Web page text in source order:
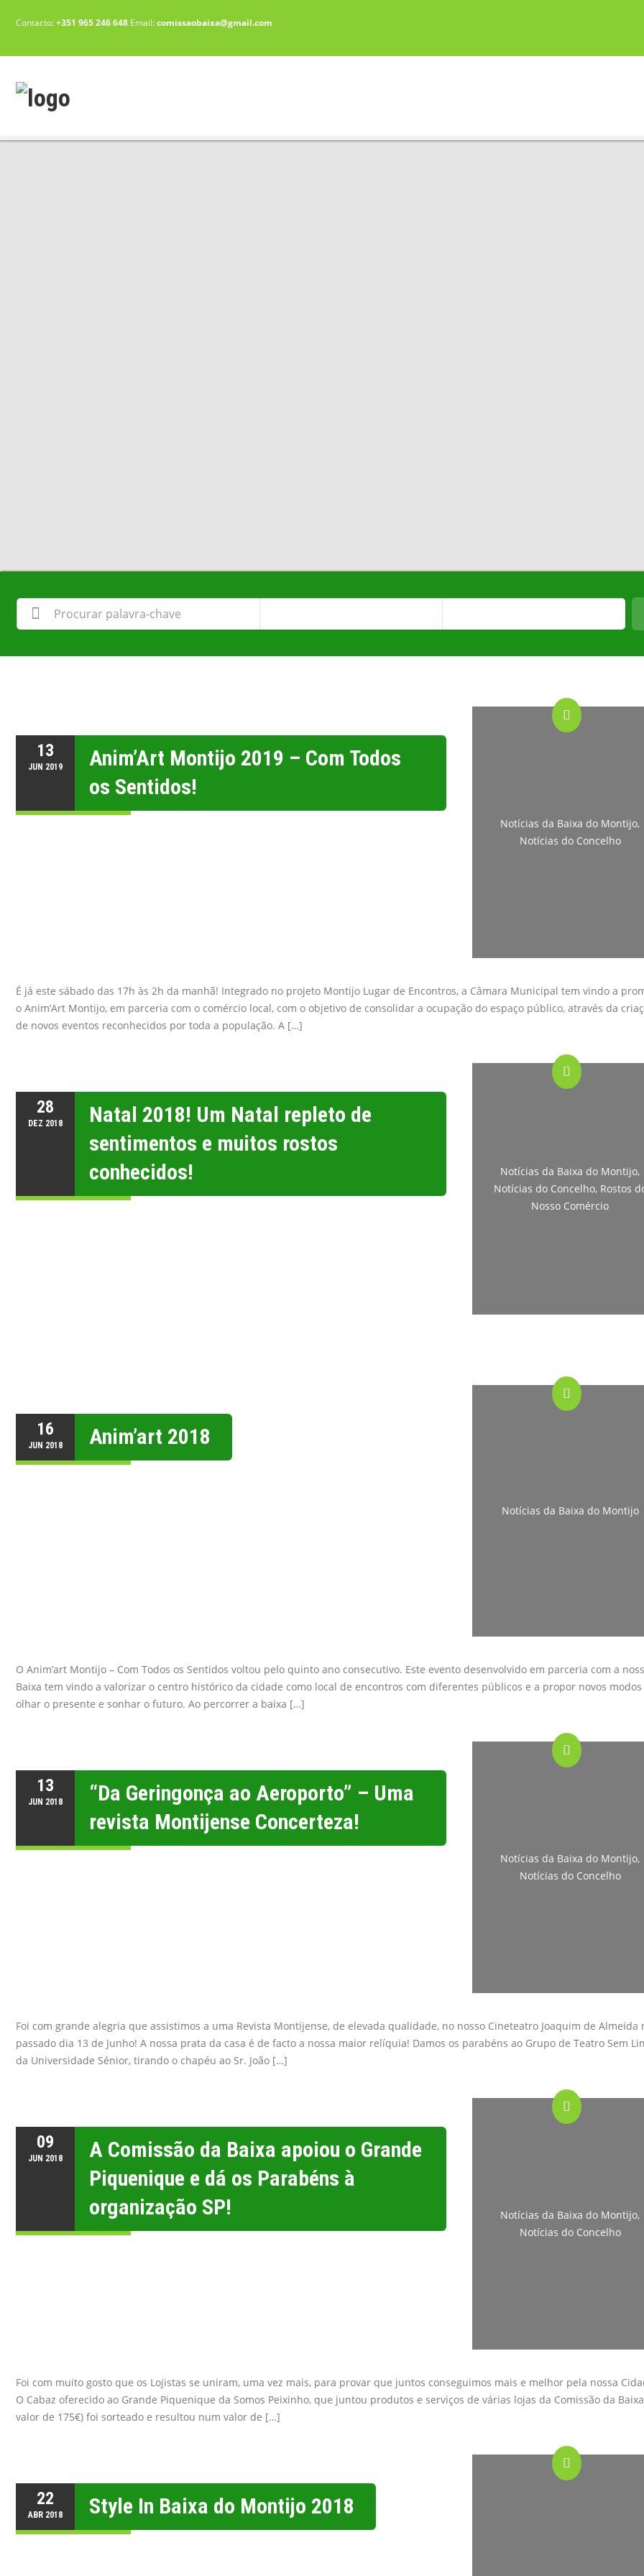
Contacto:+351 965 246 648 Email:comissaobaixa@gmail.com
13
JUN 2019
Anim’Art Montijo 2019 – Com Todos
os Sentidos!
Notícias da Baixa do Montijo,
Notícias do Concelho
É já este sábado das 17h às 2h da manhã! Integrado no projeto Montijo Lugar de Encontros, a Câmara Municipal tem vindo a
o Anim’Art Montijo, em parceria com o comércio local, com o objetivo de consolidar a ocupação do espaço público, através da
de novos eventos reconhecidos por toda a população. A […]
28
DEZ 2018
Natal 2018! Um Natal repleto de
sentimentos e muitos rostos
conhecidos!
Notícias da Baixa do Montijo,
Notícias do Concelho, Rostos
Nosso Comércio
16
JUN 2018 Anim’art 2018
Notícias da Baixa do Montijo
O Anim’art Montijo – Com Todos os Sentidos voltou pelo quinto ano consecutivo. Este evento desenvolvido em parceria com a
Baixa tem vindo a valorizar o centro histórico da cidade como local de encontros com diferentes públicos e a propor novos modos
olhar o presente e sonhar o futuro. Ao percorrer a baixa […]
13
JUN 2018
“Da Geringonça ao Aeroporto” – Uma
revista Montijense Concerteza!
Notícias da Baixa do Montijo,
Notícias do Concelho
Foi com grande alegria que assistimos a uma Revista Montijense, de elevada qualidade, no nosso Cineteatro Joaquim de Almeida
passado dia 13 de Junho! A nossa prata da casa é de facto a nossa maior relíquia! Damos os parabéns ao Grupo de Teatro Sem
da Universidade Sénior, tirando o chapéu ao Sr. João […]
09
JUN 2018
A Comissão da Baixa apoiou o Grande
Piquenique e dá os Parabéns à
organização SP!
Notícias da Baixa do Montijo,
Notícias do Concelho
Foi com muito gosto que os Lojistas se uniram, uma vez mais, para provar que juntos conseguimos mais e melhor pela nossa
O Cabaz oferecido ao Grande Piquenique da Somos Peixinho, que juntou produtos e serviços de várias lojas da Comissão da
valor de 175€) foi sorteado e resultou num valor de […]
22
ABR 2018 Style In Baixa do Montijo 2018